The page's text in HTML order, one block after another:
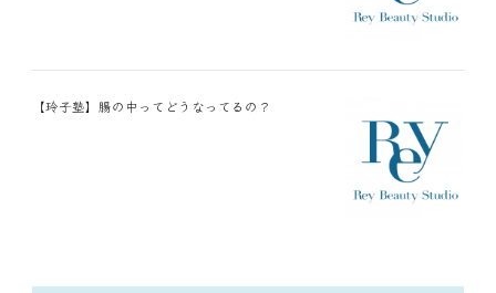
【玲子塾】腸の中ってどうなってるの？